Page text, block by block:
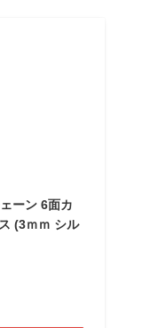
ーン 6面カ
(3ｍｍ シル